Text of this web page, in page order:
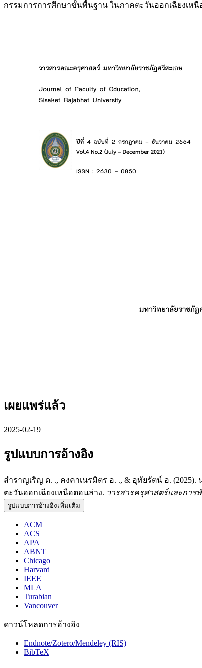
กรรมการการศึกษาขั้นพื้นฐาน ในภาคตะวันออกเฉียงเห
เผยแพร่แล้ว
2025-02-19
รูปแบบการอ้างอิง
สำราญเริญ ด. ., คงคาเนรมิตร อ. ., & อุทัยรัตน์ อ.
ตะวันออกเฉียงเหนือตอนล่าง. วารสารครุศาสตร์และกา
รูปแบบการอ้างอิงเพิ่มเติม
ACM
ACS
APA
ABNT
Chicago
Harvard
IEEE
MLA
Turabian
Vancouver
ดาวน์โหลดการอ้างอิง
Endnote/Zotero/Mendeley (RIS)
BibTeX